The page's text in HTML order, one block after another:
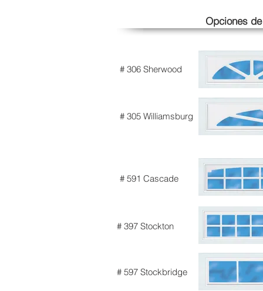
Opciones
# 306 Sherwood
# 305 Williamsburg
# 591 Cascade
# 397 Stockton
# 597 Stockbridge